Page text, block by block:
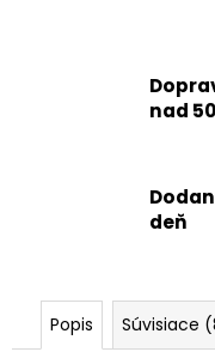
nad
deň
Popis Súvisiace